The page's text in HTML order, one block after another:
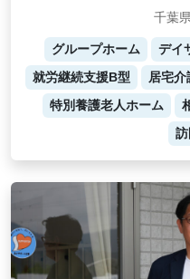
千葉
グループホーム デイ
就労継続支援B型
居宅介
特別養護老人ホーム